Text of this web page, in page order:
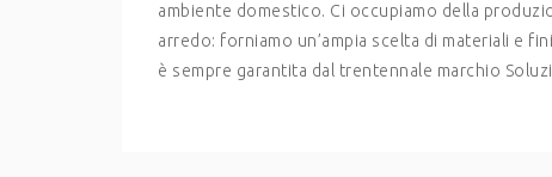
ambiente domestico. Ci occupiamo della
arredo: forniamo un’ampia scelta di materiali e
è sempre garantita dal trentennale marchio